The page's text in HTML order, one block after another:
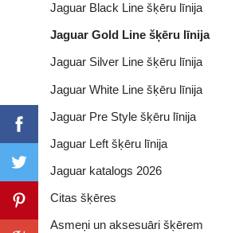
Jaguar Black Line šķēru līnija
Jaguar Gold Line šķēru līnija
Jaguar Silver Line šķēru līnija
Jaguar White Line šķēru līnija
Jaguar Pre Style šķēru līnija
Jaguar Left šķēru līnija
Jaguar katalogs 2026
Citas šķēres
Asmeņi un aksesuāri šķērem